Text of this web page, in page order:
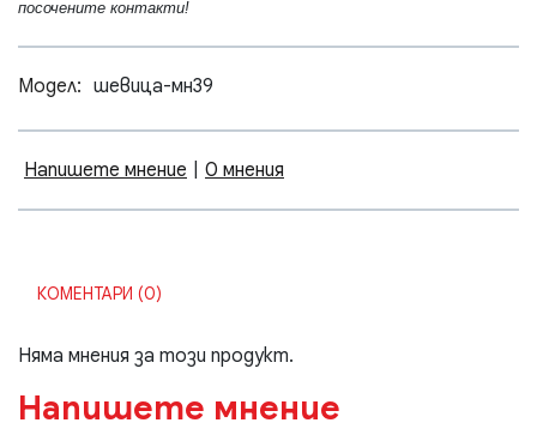
посочените контакти!
Модел: шевица-мн39
Напишете мнение 0 мнения
КОМЕНТАРИ (0)
Няма мнения за този продукт.
Напишете мнение